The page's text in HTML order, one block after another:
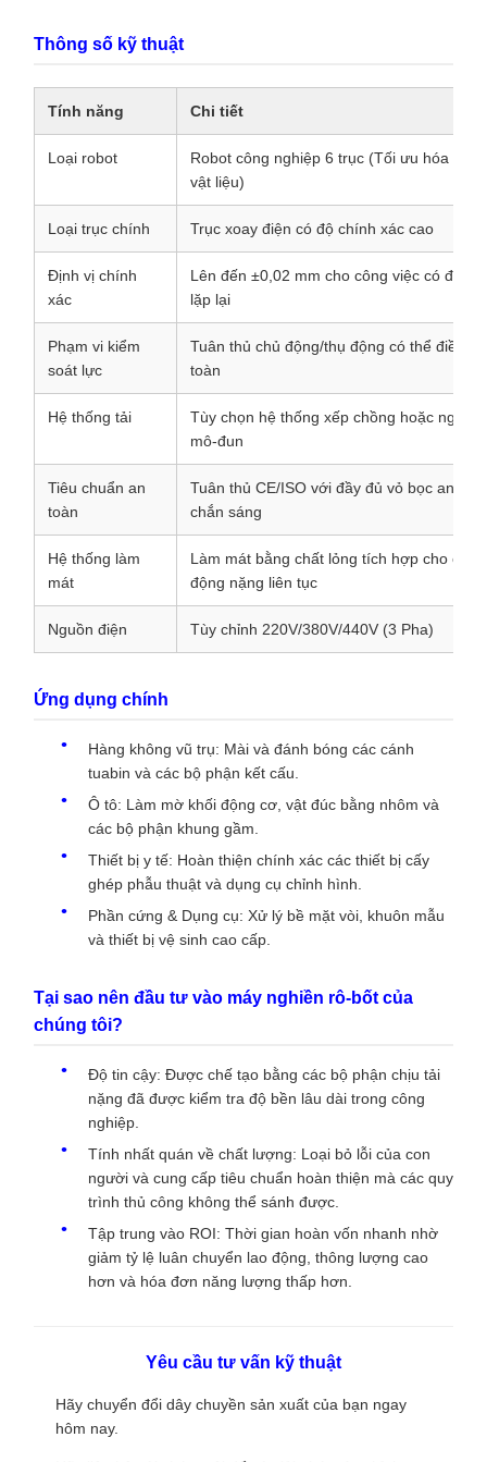
Thông số kỹ thuật
Tính năng Chi tiết
Loại robot
Robot công nghiệp 6 trục (Tối ưu hóa cho
vật liệu)
Loại trục chính Trục xoay điện có độ chính xác cao
Định vị chính
xác
Lên đến ±0,02 mm cho công việc có độ
lặp lại
Phạm vi kiểm
soát lực
Tuân thủ chủ động/thụ động có thể điều
toàn
Hệ thống tải
Tùy chọn hệ thống xếp chồng hoặc ngăn
mô-đun
Tiêu chuẩn an
toàn
Tuân thủ CE/ISO với đầy đủ vỏ bọc an
chắn sáng
Hệ thống làm
mát
Làm mát bằng chất lỏng tích hợp cho chu
động nặng liên tục
Nguồn điện Tùy chỉnh 220V/380V/440V (3 Pha)
Ứng dụng chính
Hàng không vũ trụ: Mài và đánh bóng các cánh
tuabin và các bộ phận kết cấu.
Ô tô: Làm mờ khối động cơ, vật đúc bằng nhôm và
các bộ phận khung gầm.
Thiết bị y tế: Hoàn thiện chính xác các thiết bị cấy
ghép phẫu thuật và dụng cụ chỉnh hình.
Phần cứng & Dụng cụ: Xử lý bề mặt vòi, khuôn mẫu
và thiết bị vệ sinh cao cấp.
Tại sao nên đầu tư vào máy nghiền rô-bốt của
chúng tôi?
Độ tin cậy: Được chế tạo bằng các bộ phận chịu tải
nặng đã được kiểm tra độ bền lâu dài trong công
nghiệp.
Tính nhất quán về chất lượng: Loại bỏ lỗi của con
người và cung cấp tiêu chuẩn hoàn thiện mà các quy
trình thủ công không thể sánh được.
Tập trung vào ROI: Thời gian hoàn vốn nhanh nhờ
giảm tỷ lệ luân chuyển lao động, thông lượng cao
hơn và hóa đơn năng lượng thấp hơn.
Yêu cầu tư vấn kỹ thuật
Hãy chuyển đổi dây chuyền sản xuất của bạn ngay
hôm nay.